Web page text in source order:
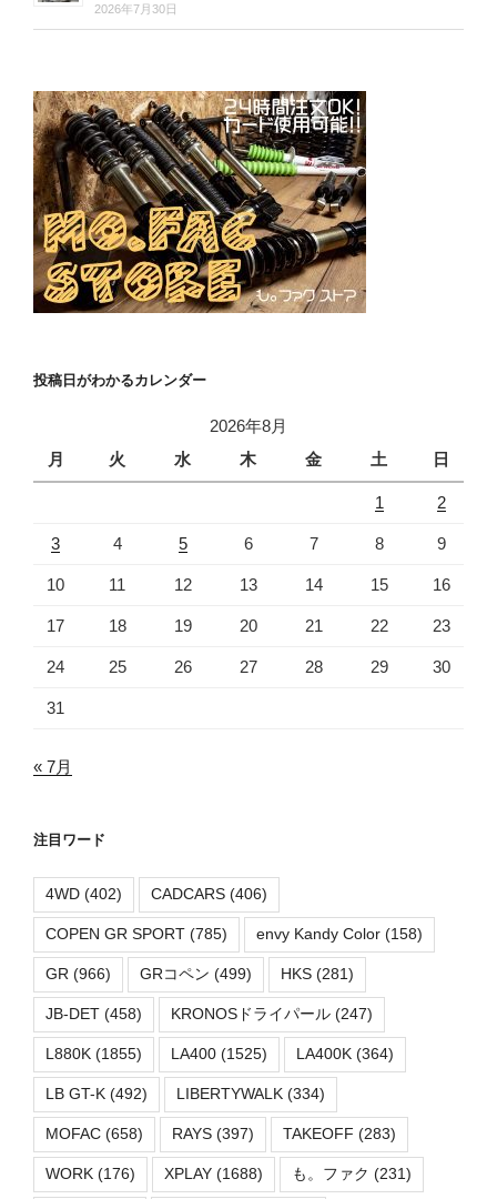
2026年7月30日
投稿日がわかるカレンダー
2026年8月
月
火 水 木 金 土 日
1 2
3 4 5 6 7 8 9
10 11 12 13 14 15 16
17 18 19 20 21 22 23
24 25 26 27 28 29 30
31
« 7月
注目ワード
4WD (402) CADCARS (406)
COPEN GR SPORT (785) envy Kandy Color (158)
GR (966) GRコペン (499) HKS (281)
JB-DET (458) KRONOSドライパール (247)
L880K (1855) LA400 (1525) LA400K (364)
LB GT-K (492) LIBERTYWALK (334)
MOFAC (658) RAYS (397) TAKEOFF (283)
WORK (176) XPLAY (1688) も。ファク (231)